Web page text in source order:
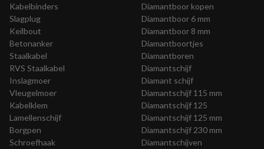
Kabelbinders
Slagplug
Keilbout
Betonanker
Staalkabel
RVS Staalkabel
Inslagmoer
Vleugelmoer
Kabelklem
Lamellenschijf
Borgpen
Schroefhaak
Diamantboor kopen
Diamantboor 6 mm
Diamantboor 8 mm
Diamantboortjes
Diamantboren
Diamantschijf
Diamant schijf
Diamantschijf 115 mm
Diamantschijf 125
Diamantschijf 125 mm
Diamantschijf 230 mm
Diamantschijven